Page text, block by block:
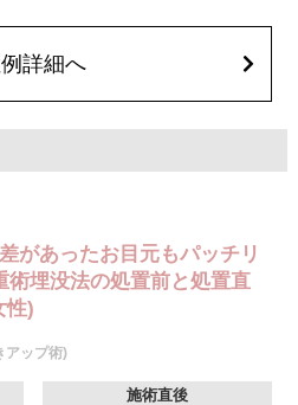
)～6箇所349,800円(税込)
込)～ダブル657,800円(税込)
円(税込)〜ダブル877,800円(税込)
らないため、腫れやダウンタイムも比較
（腫れ）、内出血、軽度の疼痛、異物感
）などが一時的に生じる可能性がありま
菌感染症、左右差、重瞼ラインの後戻り
脹（結膜浮腫）といった合併症がみられ
詳細へ
があったお目元もパッチリ
術埋没法の処置前と処置直
性)
アップ術)
施術直後